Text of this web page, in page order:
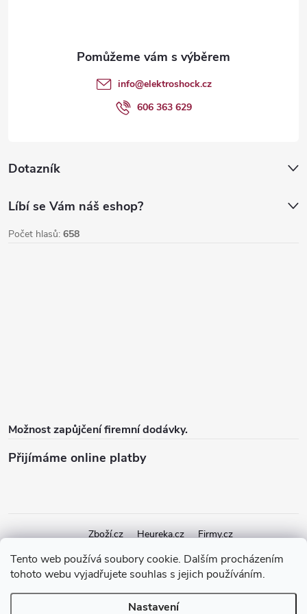
Tento web používá soubory cookie. Dalším procházením
tohoto webu vyjadřujete souhlas s jejich používáním.
Nastavení
s
u
info@elektroshock.cz
606 363 629
Dotazník
Líbí se Vám náš eshop?
Počet hlasů: 658
Možnost zapůjčení firemní dodávky.
Přijímáme online platby
Zboží.cz Heureka.cz Firmy.cz
nastavení cookies